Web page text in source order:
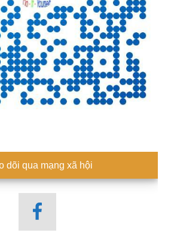
dõi qua mạng xã hội